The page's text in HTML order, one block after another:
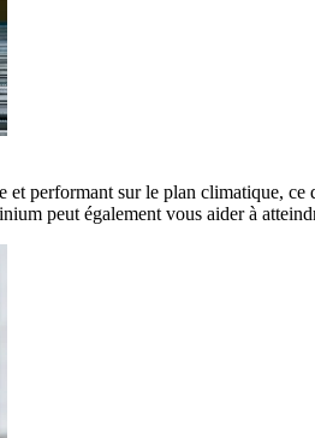
performant sur le plan climatique,
peut également vous aider à